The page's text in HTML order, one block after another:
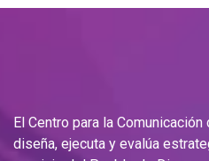
El Centro para la
diseña, ejecuta y evalúa